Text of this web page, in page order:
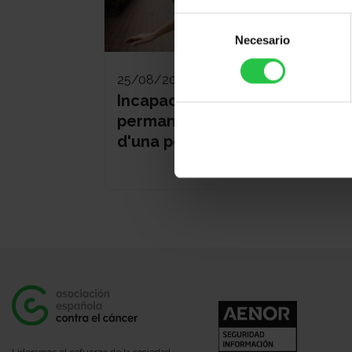
Selección
consentimiento
Necesario
25/08/2026
Incapacitat temporal i
permanent per treballar des
d'una perspectiva d'Oncologia